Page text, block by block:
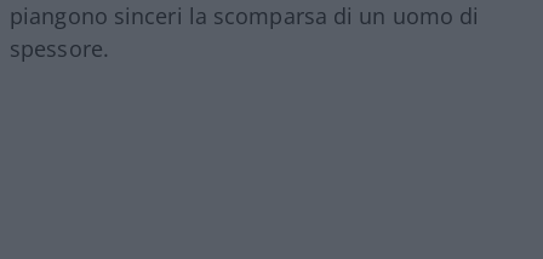
piangono sinceri la scomparsa di un uomo di
spessore.